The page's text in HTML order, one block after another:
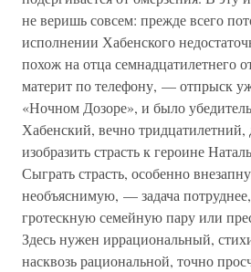
не веришь совсем: прежде всего
исполнении Хабенского
похож на отца семнадцатилетнего
материт по телефону, — отпрыск
«Ночном Дозоре», и было
Хабенский, вечно
изобразить страсть к героине
Сыграть страсть, особенно
необъяснимую, — задача
гротескную семейную пару или
Здесь нужен иррациональный,
насквозь рациональной, точно